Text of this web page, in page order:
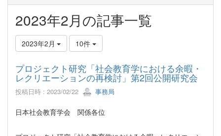
2023年2月の記事一覧
2023年2月 10件
プロジェクト研究「社会教育学における余暇・
レクリエーションの再検討」第2回公開研究会
投稿日時 : 2023/02/22 事務局
日本社会教育学会 関係各位